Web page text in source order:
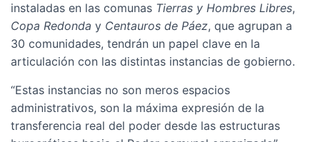
instaladas en las comunas Tierras y Hombres Libres,
Copa Redonda y Centauros de Páez, que agrupan a
30 comunidades, tendrán un papel clave en la
articulación con las distintas instancias de gobierno.
“Estas instancias no son meros espacios
administrativos, son la máxima expresión de la
transferencia real del poder desde las estructuras